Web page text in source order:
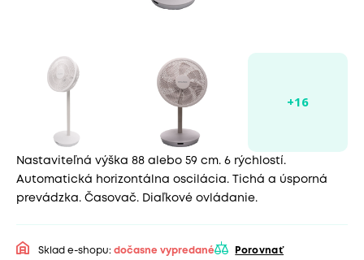
Nastaviteľná výška 88 alebo 59 cm. 6 rýchlostí.
Automatická horizontálna oscilácia. Tichá a úsporná
prevádzka. Časovač. Diaľkové ovládanie.
Sklad e-shopu: dočasne vypredané Porovnať